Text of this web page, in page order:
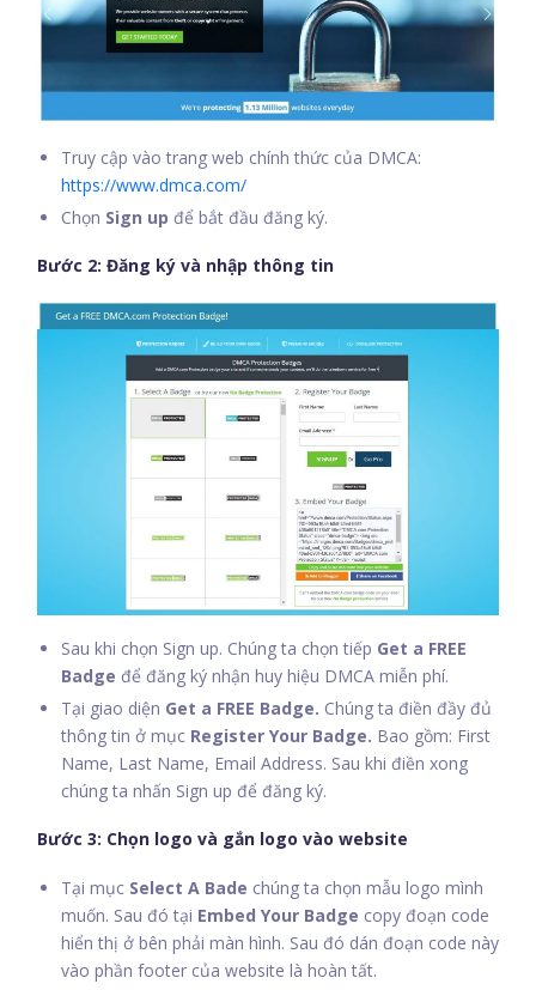
Truy cập vào trang web chính thức của DMCA:
https://www.dmca.com/
Chọn Sign up để bắt đầu đăng ký.
Bước 2: Đăng ký và nhập thông tin
Sau khi chọn Sign up. Chúng ta chọn tiếp Get a FREE
Badge để đăng ký nhận huy hiệu DMCA miễn phí.
Tại giao diện Get a FREE Badge. Chúng ta điền đầy đủ
thông tin ở mục Register Your Badge. Bao gồm: First
Name, Last Name, Email Address. Sau khi điền xong
chúng ta nhấn Sign up để đăng ký.
Bước 3: Chọn logo và gắn logo vào website
Tại mục Select A Bade chúng ta chọn mẫu logo mình
muốn. Sau đó tại Embed Your Badge copy đoạn code
hiển thị ở bên phải màn hình. Sau đó dán đoạn code này
vào phần footer của website là hoàn tất.